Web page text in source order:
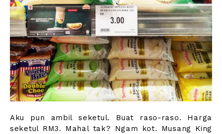
Aku pun ambil seketul. Buat raso-raso. Harga
seketul RM3. Mahal tak? Ngam kot. Musang King